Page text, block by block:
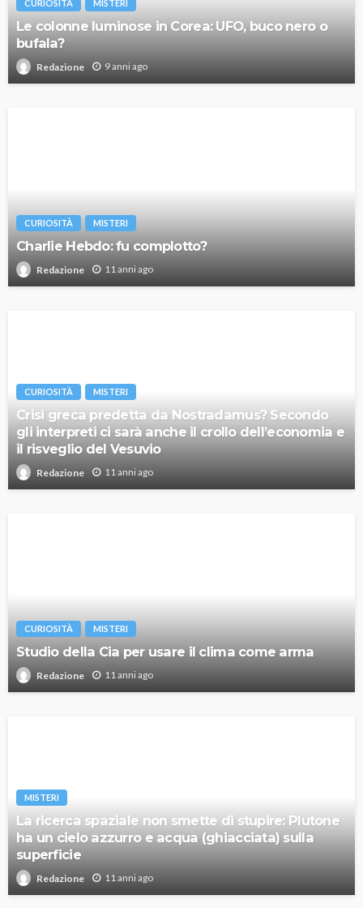
CURIOSITÀ MISTERI
Le colonne luminose in Corea: UFO, buco nero o
bufala?
Redazione 9 anni ago
CURIOSITÀ MISTERI
Charlie Hebdo: fu complotto?
Redazione 11 anni ago
CURIOSITÀ MISTERI
Crisi greca predetta da Nostradamus? Secondo
gli interpreti ci sarà anche il crollo dell’economia e
il risveglio del Vesuvio
Redazione 11 anni ago
CURIOSITÀ MISTERI
Studio della Cia per usare il clima come arma
Redazione 11 anni ago
MISTERI
La ricerca spaziale non smette di stupire: Plutone
ha un cielo azzurro e acqua (ghiacciata) sulla
superficie
Redazione 11 anni ago